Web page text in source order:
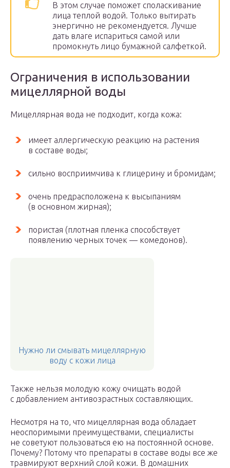
В этом случае поможет споласкивание
лица теплой водой. Только вытирать
энергично не рекомендуется. Лучше
дать влаге испариться самой или
промокнуть лицо бумажной салфеткой.
Ограничения в использовании
мицеллярной воды
Мицеллярная вода не подходит, когда кожа:
имеет аллергическую реакцию на растения
в составе воды;
сильно восприимчива к глицерину и бромидам;
очень предрасположена к высыпаниям
(в основном жирная);
пористая (плотная пленка способствует
появлению черных точек — комедонов).
Нужно ли смывать мицеллярную
воду с кожи лица
Также нельзя молодую кожу очищать водой
с добавлением антивозрастных составляющих.
Несмотря на то, что мицеллярная вода обладает
неоспоримыми преимуществами, специалисты
не советуют пользоваться ею на постоянной основе.
Почему? Потому что препараты в составе воды все же
травмируют верхний слой кожи. В домашних